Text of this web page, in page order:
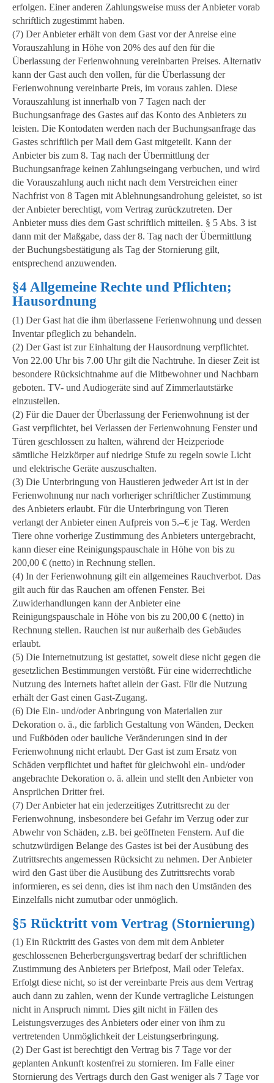
erfolgen. Einer anderen Zahlungsweise muss der Anbieter vorab
schriftlich zugestimmt haben.
(7) Der Anbieter erhält von dem Gast vor der Anreise eine
Vorauszahlung in Höhe von 20% des auf den für die
Überlassung der Ferienwohnung vereinbarten Preises. Alternativ
kann der Gast auch den vollen, für die Überlassung der
Ferienwohnung vereinbarte Preis, im voraus zahlen. Diese
Vorauszahlung ist innerhalb von 7 Tagen nach der
Buchungsanfrage des Gastes auf das Konto des Anbieters zu
leisten. Die Kontodaten werden nach der Buchungsanfrage das
Gastes schriftlich per Mail dem Gast mitgeteilt. Kann der
Anbieter bis zum 8. Tag nach der Übermittlung der
Buchungsanfrage keinen Zahlungseingang verbuchen, und wird
die Vorauszahlung auch nicht nach dem Verstreichen einer
Nachfrist von 8 Tagen mit Ablehnungsandrohung geleistet, so ist
der Anbieter berechtigt, vom Vertrag zurückzutreten. Der
Anbieter muss dies dem Gast schriftlich mitteilen. § 5 Abs. 3 ist
dann mit der Maßgabe, dass der 8. Tag nach der Übermittlung
der Buchungsbestätigung als Tag der Stornierung gilt,
entsprechend anzuwenden.
§4 Allgemeine Rechte und Pflichten;
Hausordnung
(1) Der Gast hat die ihm überlassene Ferienwohnung und dessen
Inventar pfleglich zu behandeln.
(2) Der Gast ist zur Einhaltung der Hausordnung verpflichtet.
Von 22.00 Uhr bis 7.00 Uhr gilt die Nachtruhe. In dieser Zeit ist
besondere Rücksichtnahme auf die Mitbewohner und Nachbarn
geboten. TV- und Audiogeräte sind auf Zimmerlautstärke
einzustellen.
(2) Für die Dauer der Überlassung der Ferienwohnung ist der
Gast verpflichtet, bei Verlassen der Ferienwohnung Fenster und
Türen geschlossen zu halten, während der Heizperiode
sämtliche Heizkörper auf niedrige Stufe zu regeln sowie Licht
und elektrische Geräte auszuschalten.
(3) Die Unterbringung von Haustieren jedweder Art ist in der
Ferienwohnung nur nach vorheriger schriftlicher Zustimmung
des Anbieters erlaubt. Für die Unterbringung von Tieren
verlangt der Anbieter einen Aufpreis von 5.–€ je Tag. Werden
Tiere ohne vorherige Zustimmung des Anbieters untergebracht,
kann dieser eine Reinigungspauschale in Höhe von bis zu
200,00 € (netto) in Rechnung stellen.
(4) In der Ferienwohnung gilt ein allgemeines Rauchverbot. Das
gilt auch für das Rauchen am offenen Fenster. Bei
Zuwiderhandlungen kann der Anbieter eine
Reinigungspauschale in Höhe von bis zu 200,00 € (netto) in
Rechnung stellen. Rauchen ist nur außerhalb des Gebäudes
erlaubt.
(5) Die Internetnutzung ist gestattet, soweit diese nicht gegen die
gesetzlichen Bestimmungen verstößt. Für eine widerrechtliche
Nutzung des Internets haftet allein der Gast. Für die Nutzung
erhält der Gast einen Gast-Zugang.
(6) Die Ein- und/oder Anbringung von Materialien zur
Dekoration o. ä., die farblich Gestaltung von Wänden, Decken
und Fußböden oder bauliche Veränderungen sind in der
Ferienwohnung nicht erlaubt. Der Gast ist zum Ersatz von
Schäden verpflichtet und haftet für gleichwohl ein- und/oder
angebrachte Dekoration o. ä. allein und stellt den Anbieter von
Ansprüchen Dritter frei.
(7) Der Anbieter hat ein jederzeitiges Zutrittsrecht zu der
Ferienwohnung, insbesondere bei Gefahr im Verzug oder zur
Abwehr von Schäden, z.B. bei geöffneten Fenstern. Auf die
schutzwürdigen Belange des Gastes ist bei der Ausübung des
Zutrittsrechts angemessen Rücksicht zu nehmen. Der Anbieter
wird den Gast über die Ausübung des Zutrittsrechts vorab
informieren, es sei denn, dies ist ihm nach den Umständen des
Einzelfalls nicht zumutbar oder unmöglich.
§5 Rücktritt vom Vertrag (Stornierung)
(1) Ein Rücktritt des Gastes von dem mit dem Anbieter
geschlossenen Beherbergungsvertrag bedarf der schriftlichen
Zustimmung des Anbieters per Briefpost, Mail oder Telefax.
Erfolgt diese nicht, so ist der vereinbarte Preis aus dem Vertrag
auch dann zu zahlen, wenn der Kunde vertragliche Leistungen
nicht in Anspruch nimmt. Dies gilt nicht in Fällen des
Leistungsverzuges des Anbieters oder einer von ihm zu
vertretenden Unmöglichkeit der Leistungserbringung.
(2) Der Gast ist berechtigt den Vertrag bis 7 Tage vor der
geplanten Ankunft kostenfrei zu stornieren. Im Falle einer
Stornierung des Vertrags durch den Gast weniger als 7 Tage vor